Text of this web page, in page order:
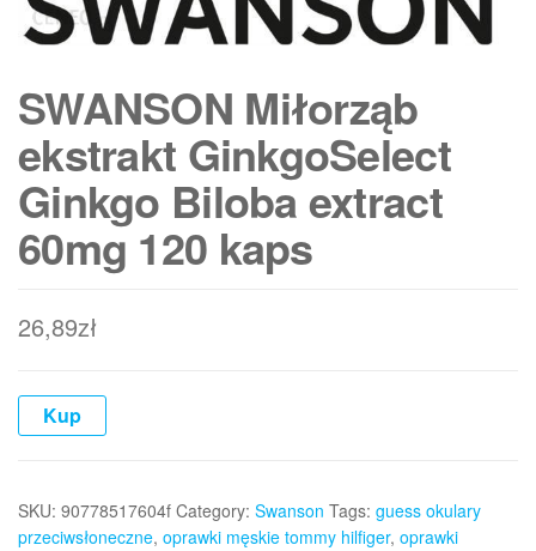
SWANSON Miłorząb
ekstrakt GinkgoSelect
Ginkgo Biloba extract
60mg 120 kaps
26,89zł
Kup
SKU: 90778517604f Category: Swanson Tags: guess okulary
przeciwsłoneczne, oprawki męskie tommy hilfiger, oprawki